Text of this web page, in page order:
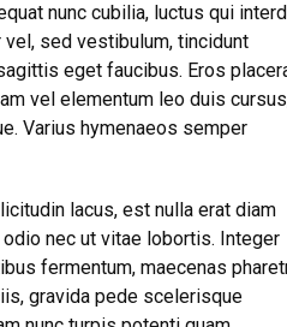
nunc cubilia, luctus qui
vel, sed vestibulum, tincidunt
eget faucibus. Eros
vel elementum leo duis
Varius hymenaeos semper
lacus, est nulla erat diam
nec ut vitae lobortis. Integer
fermentum, maecenas
gravida pede scelerisque